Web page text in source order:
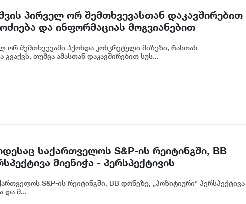
პირველ ორ შემთხვევასთან დაკავშირებით
და ინფორმაციას მოგვიანებით
სარეაბილიტაციო სამუშაოები
ორ შემთხვევაში ჰქონდა კონკრეტული მიზეზი, რასთან
თუმცა ამასთან დაკავშირებით სუს...
საქართველოს S&P-ის რეიტინგში, BB
მიენიჭა - პერსპექტივის
მიმზიდველ ქვეყნად რჩება | ვახტანგ
S&P-ის რეიტინგში, BB დონეზე, „პოზიტიური" პერსპექტივა
და მ...